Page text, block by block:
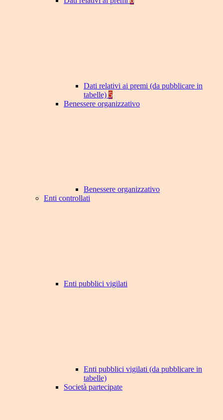
Dati relativi ai premi (da pubblicare in
tabelle) 5
Benessere organizzativo
Benessere organizzativo
Enti controllati
Enti pubblici vigilati
Enti pubblici vigilati (da pubblicare in
tabelle)
Società partecipate